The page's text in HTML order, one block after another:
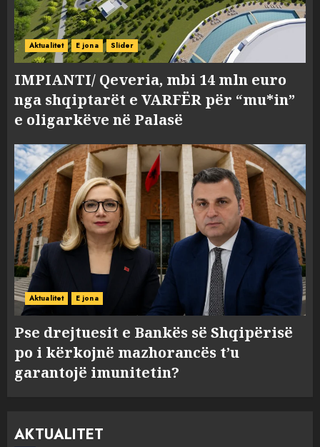
Aktualitet E jona Slider
IMPIANTI/ Qeveria, mbi 14 mln euro
nga shqiptarët e VARFËR për “mu*in”
e oligarkëve në Palasë
Aktualitet E jona
Pse drejtuesit e Bankës së Shqipërisë
po i kërkojnë mazhorancës t’u
garantojë imunitetin?
AKTUALITET